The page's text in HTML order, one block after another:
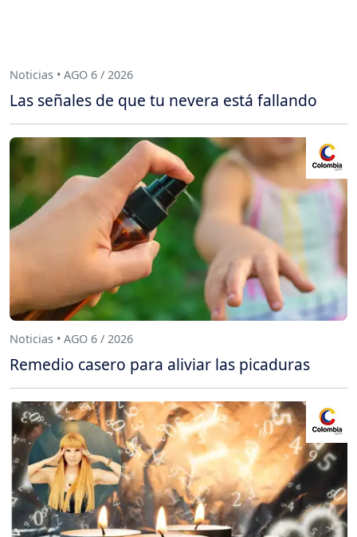
Noticias • AGO 6 / 2026
Las señales de que tu nevera está fallando
Noticias • AGO 6 / 2026
Remedio casero para aliviar las picaduras